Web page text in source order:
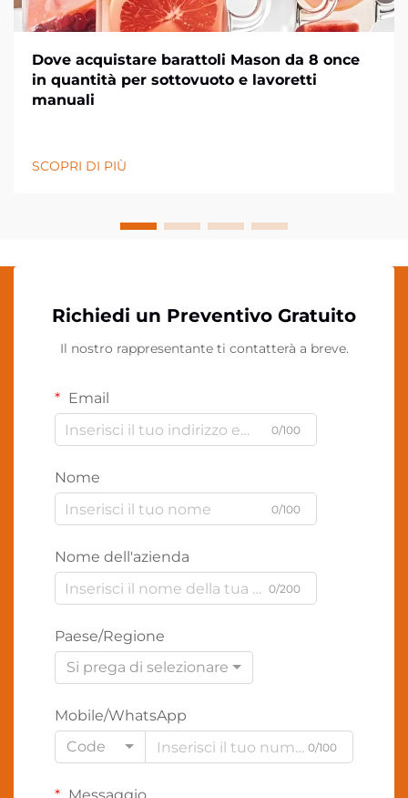
Dove acquistare barattoli Mason da 8 once
in quantità per sottovuoto e lavoretti
manuali
SCOPRI DI PIÙ
Richiedi un Preventivo Gratuito
Il nostro rappresentante ti contatterà a breve.
Email
0/100
Nome
0/100
Nome dell'azienda
0/200
Paese/Regione
Si prega di selezionare
Mobile/WhatsApp
Code
0/100